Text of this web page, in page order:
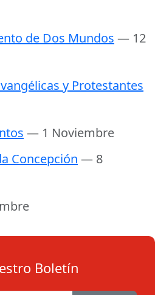
de Dos Mundos — 12
y Protestantes
— 1 Noviembre
Concepción — 8
Boletín